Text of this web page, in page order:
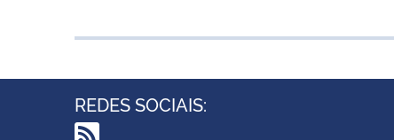
REDES SOCIAIS: